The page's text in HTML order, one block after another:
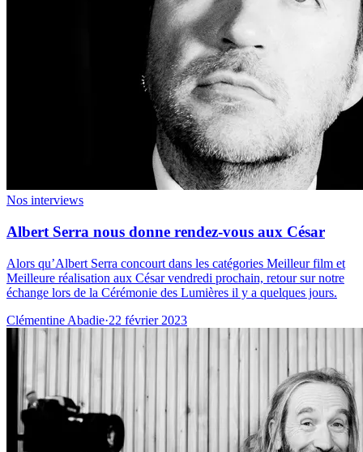
Nos interviews
Albert Serra nous donne rendez-vous aux César
Alors qu’Albert Serra concourt dans les catégories Meilleur film et
Meilleure réalisation aux César vendredi prochain, retour sur notre
échange lors de la Cérémonie des Lumières il y a quelques jours.
Clémentine Abadie·22 février 2023